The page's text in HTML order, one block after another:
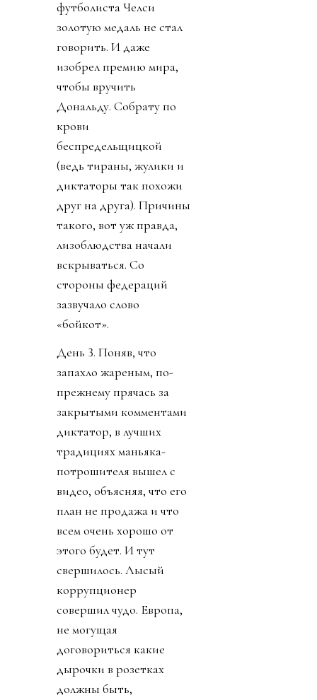
футболиста Челси
золотую медаль не стал
говорить. И даже
изобрел премию мира,
чтобы вручить
Дональду. Собрату по
крови
беспредельщицкой
(ведь тираны, жулики и
диктаторы так похожи
друг на друга). Причины
такого, вот уж правда,
лизоблюдства начали
вскрываться. Со
стороны федераций
зазвучало слово
«бойкот».
День 3. Поняв, что
запахло жареным, по-
прежнему прячась за
закрытыми комментами
диктатор, в лучших
традициях маньяка-
потрошителя вышел с
видео, объясняя, что его
план не продажа и что
всем очень хорошо от
этого будет. И тут
свершилось. Лысый
коррупционер
совершил чудо. Европа,
не могущая
договориться какие
дырочки в розетках
должны быть,